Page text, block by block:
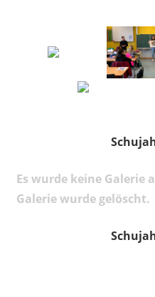
Es wurde keine Galerie
Galerie wurde gelöscht.